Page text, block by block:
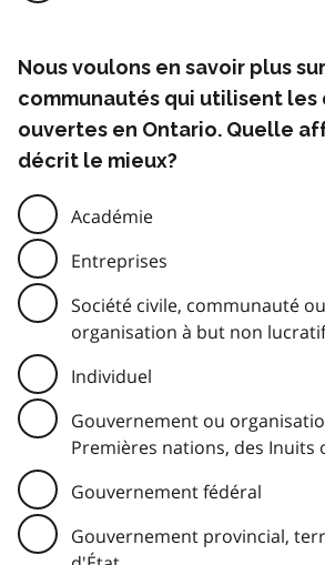
Nous voulons en savoir plus
communautés qui utilisent les
ouvertes en Ontario. Quelle
décrit le mieux?
Académie
Entreprises
Société civile, communauté ou
organisation à but non lucratif
Individuel
Gouvernement ou
Premières nations, des Inuits
Gouvernement fédéral
Gouvernement provincial,